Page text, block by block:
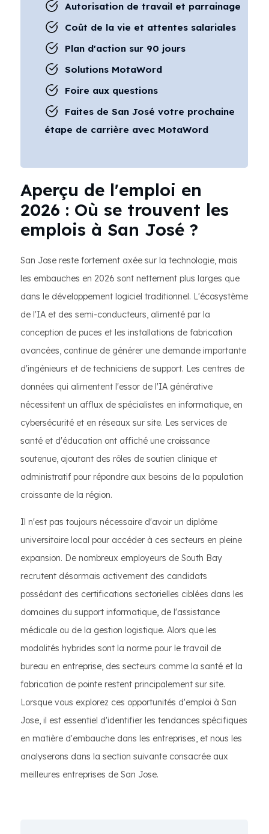
Autorisation de travail et parrainage
Coût de la vie et attentes salariales
Plan d'action sur 90 jours
Solutions MotaWord
Foire aux questions
Faites de San José votre prochaine
étape de carrière avec MotaWord
Aperçu de l'emploi en
2026 : Où se trouvent les
emplois à San José ?
San Jose reste fortement axée sur la technologie, mais
les embauches en 2026 sont nettement plus larges que
dans le développement logiciel traditionnel. L'écosystème
de l'IA et des semi-conducteurs, alimenté par la
conception de puces et les installations de fabrication
avancées, continue de générer une demande importante
d'ingénieurs et de techniciens de support. Les centres de
données qui alimentent l'essor de l'IA générative
nécessitent un afflux de spécialistes en informatique, en
cybersécurité et en réseaux sur site. Les services de
santé et d'éducation ont affiché une croissance
soutenue, ajoutant des rôles de soutien clinique et
administratif pour répondre aux besoins de la population
croissante de la région.
Il n'est pas toujours nécessaire d'avoir un diplôme
universitaire local pour accéder à ces secteurs en pleine
expansion. De nombreux employeurs de South Bay
recrutent désormais activement des candidats
possédant des certifications sectorielles ciblées dans les
domaines du support informatique, de l'assistance
médicale ou de la gestion logistique. Alors que les
modalités hybrides sont la norme pour le travail de
bureau en entreprise, des secteurs comme la santé et la
fabrication de pointe restent principalement sur site.
Lorsque vous explorez ces opportunités d'emploi à San
Jose, il est essentiel d'identifier les tendances spécifiques
en matière d'embauche dans les entreprises, et nous les
analyserons dans la section suivante consacrée aux
meilleures entreprises de San Jose.